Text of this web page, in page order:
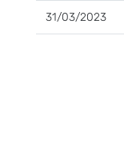
31/03/2023